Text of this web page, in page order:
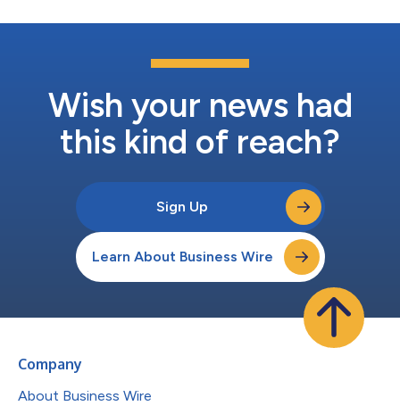
更多遊戲玩家，同時不受所偏好的區塊鏈的限制。」 在當前的狀
現狀，並成為未來適用遊戲的重要部分，因為它能夠讓開發人員在
多條鏈上開發遊戲，並發揮這些區塊鏈各自的優勢。 Meta0執行
和出版商代表電玩遊戲...
Wish your news had
this kind of reach?
Sign Up
Learn About Business Wire
Company
About Business Wire